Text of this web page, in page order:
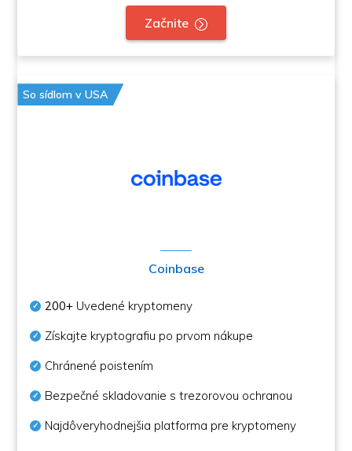
Začnite
So sídlom v USA
Coinbase
200+ Uvedené kryptomeny
Získajte kryptografiu po prvom nákupe
Chránené poistením
Bezpečné skladovanie s trezorovou ochranou
Najdôveryhodnejšia platforma pre kryptomeny